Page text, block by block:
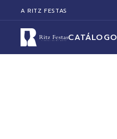
A RITZ FESTAS
CATÁLOGO